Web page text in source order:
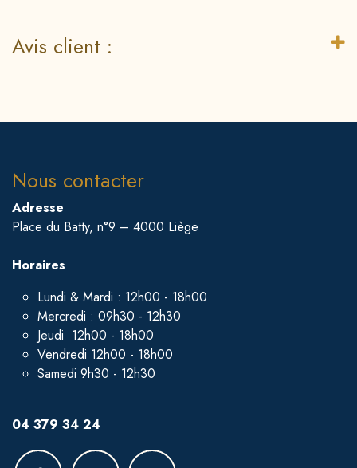
Avis client :
Nous contacter
Adresse
Place du Batty, n°9 – 4000 Liège
Horaires
Lundi & Mardi : 12h00 - 18h00
Mercredi : 09h30 - 12h30
Jeudi 12h00 - 18h00
Vendredi 12h00 - 18h00
Samedi 9h30 - 12h30
04 379 34 24